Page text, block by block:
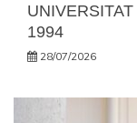
1994
28/07/2026